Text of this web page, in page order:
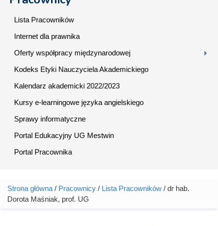
Lista Pracowników
Internet dla prawnika
Oferty współpracy międzynarodowej
Kodeks Etyki Nauczyciela Akademickiego
Kalendarz akademicki 2022/2023
Kursy e-learningowe języka angielskiego
Sprawy informatyczne
Portal Edukacyjny UG Mestwin
Portal Pracownika
Jesteś tutaj
Strona główna / Pracownicy / Lista Pracowników / dr hab.
Dorota Maśniak, prof. UG